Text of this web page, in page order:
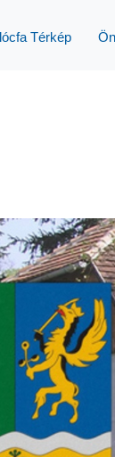
Térkép